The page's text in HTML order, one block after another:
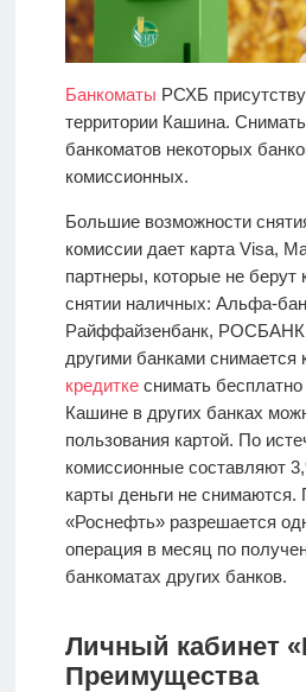
Банкоматы РСХБ
территории Кашина.
банкоматов некоторых
комиссионных.
Большие возможности
комиссии дает карта Visa,
партнеры, которые не берут
снятии наличных: Альфа-
Райффайзенбанк,
другими банками снимается
кредиткеснимать
Кашине в других банках
пользования картой. По
комиссионные составляют
карты деньги не снимаются.
«Роснефть» разрешается
операция в месяц по
банкоматах других банков.
Личный кабинет
Преимущества